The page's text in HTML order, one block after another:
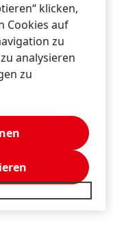
Noten
ein Lied
bei Henkel
klicken,
Cookies auf
zu
analysieren
zu